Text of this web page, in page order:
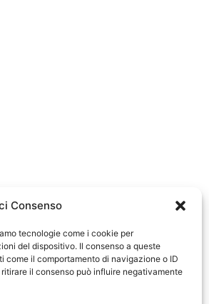
Consenso
tecnologie come i cookie per
del dispositivo. Il consenso a queste
come il comportamento di navigazione o ID
il consenso può influire negativamente